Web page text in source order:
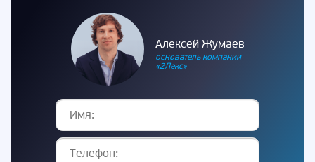
Алексей Жумаев
основатель компании
«2Лекс»